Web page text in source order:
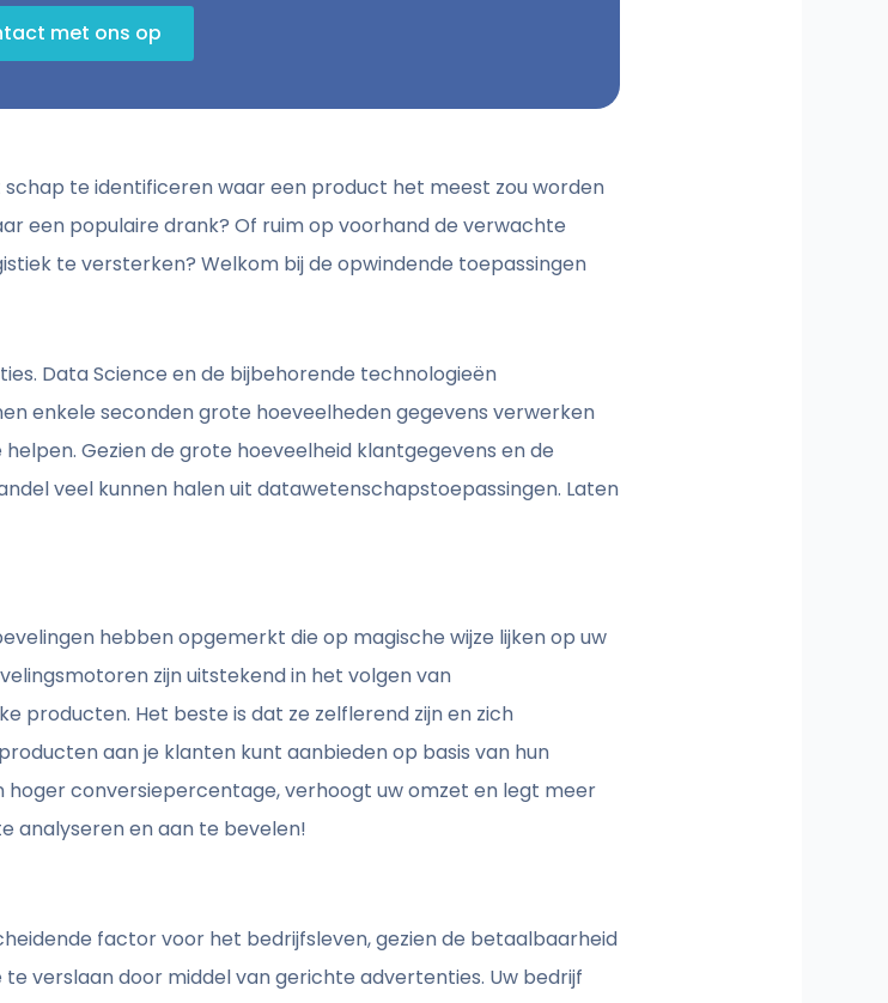
met ons op
te identificeren waar een product het meest zou worden
een populaire drank? Of ruim op voorhand de verwachte
te versterken? Welkom bij de opwindende toepassingen
Data Science en de bijbehorende technologieën
enkele seconden grote hoeveelheden gegevens verwerken
Gezien de grote hoeveelheid klantgegevens en de
veel kunnen halen uit datawetenschapstoepassingen. Laten
hebben opgemerkt die op magische wijze lijken op uw
zijn uitstekend in het volgen van
producten. Het beste is dat ze zelflerend zijn en zich
aan je klanten kunt aanbieden op basis van hun
conversiepercentage, verhoogt uw omzet en legt meer
analyseren en aan te bevelen!
factor voor het bedrijfsleven, gezien de betaalbaarheid
verslaan door middel van gerichte advertenties. Uw bedrijf